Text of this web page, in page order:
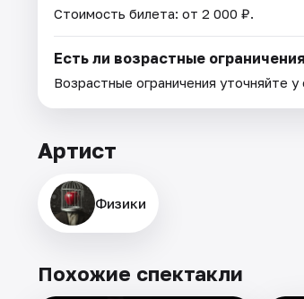
Стоимость билета: от 2 000 ₽.
Есть ли возрастные
Возрастные ограничения уточняйте у
Артист
Физики
Похожие спектакли